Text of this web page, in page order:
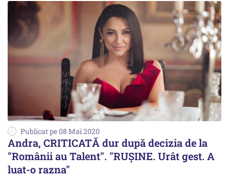
Publicat pe 08 Mai 2020
Andra, CRITICATĂ dur după decizia de la
"Românii au Talent". "RUȘINE. Urât gest. A
luat-o razna"